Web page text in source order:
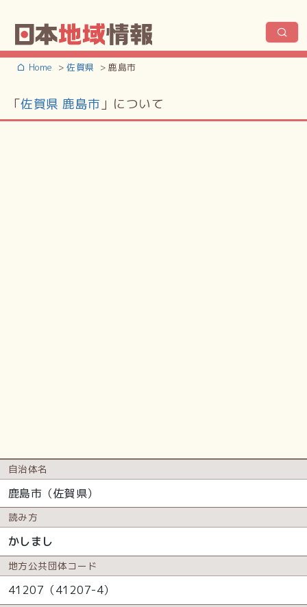
Home 佐賀県 鹿島市
「佐賀県 鹿島市 」について
自治体名
鹿島市（佐賀県）
読み方
かしまし
地方公共団体コード
41207（41207-4）